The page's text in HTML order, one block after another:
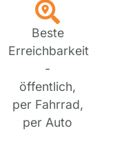
Beste
Erreichbarkeit
-
öffentlich,
per Fahrrad,
per Auto